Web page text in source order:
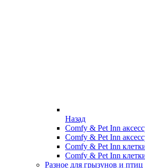
Назад
Comfy & Pet Inn
Comfy & Pet Inn
Comfy & Pet Inn
Comfy & Pet Inn
Разное для грызунов и птиц